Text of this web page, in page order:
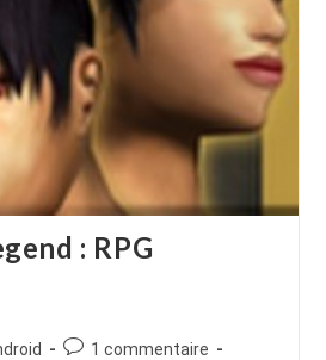
: RPG
Commentaires
1 commentaire